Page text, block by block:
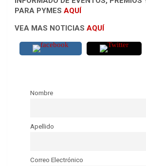
PARA PYMES AQUÍ
VEA MAS NOTICIAS AQUÍ
Nombre
Apellido
Correo Electrónico